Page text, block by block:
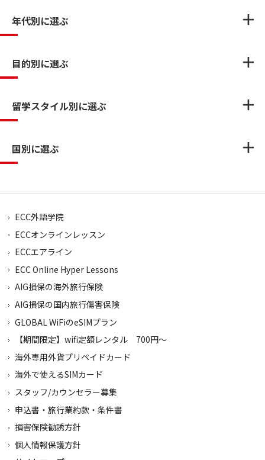
年代別に選ぶ
目的別に選ぶ
留学スタイル別に選ぶ
国別に選ぶ
ECC外語学院
ECCオンラインレッスン
ECCエアライン
ECC Online Hyper Lessons
AIG損保の海外旅行保険
AIG損保の国内旅行傷害保険
GLOBAL WiFiのeSIMプラン
【期間限定】wifi定額レンタル 700円～
海外専用外貨プリペイドカード
海外で使えるSIMカード
スタッフ/カウンセラー募集
申込書・旅行業約款・条件書
損害保険勧誘方針
個人情報保護方針